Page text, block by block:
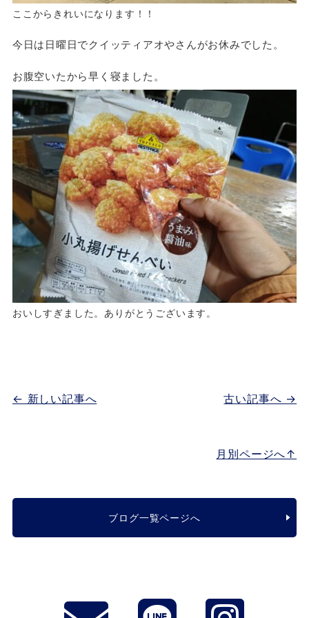
ここからきれいになります！！
今日は日曜日でクイッティアオやさんがお休みでした。
お腹空いたから早く寝ました。
おいしすぎました。ありがとうございます。
古い記事へ →
← 新しい記事へ
月別ページへ↑
ブログ一覧ページへ